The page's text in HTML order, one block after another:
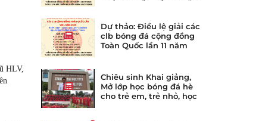
HLV,
Dự thảo: Điều lệ giải các
clb bóng đá cộng đồng
Toàn Quốc lần 11 năm
Chiêu sinh Khai giảng,
Mở lớp học bóng đá hè
cho trẻ em, trẻ nhỏ, học